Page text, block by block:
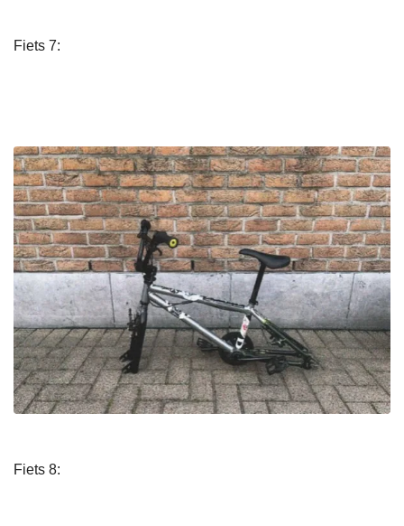
Fiets 7:
Fiets 8: